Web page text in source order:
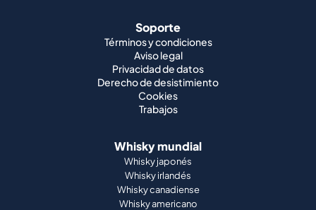
Soporte
Términos y condiciones
Aviso legal
Privacidad de datos
Derecho de desistimiento
Cookies
Trabajos
Whisky mundial
Whisky japonés
Whisky irlandés
Whisky canadiense
Whisky americano